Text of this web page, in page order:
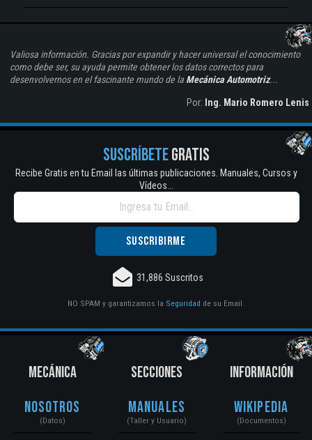
Valiosa información. Gracias por expandir y hacer universal el conocimiento
como debe ser, su ayuda permite obtener los datos correctos para
desenvolvernos en el fascinante mundo de la Mecánica Automotriz...
Por: Ing. Mario Romero Lenis
SUSCRÍBETEGRATIS
Recibe Gratis en tu Email las últimas publicaciones. Manuales, Cursos y
Vídeos...
31,886 Suscritos
NO SPAM y garantizamos la Seguridad de su Email.
MECÁNICA
Nosotros
(Datos)
SECCIONES
Manuales
(Taller y Usuario)
INFORMACIÓN
Wikipedia
(Documentos)